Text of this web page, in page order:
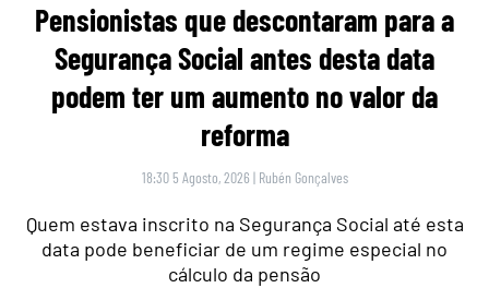
Pensionistas que descontaram para a
Segurança Social antes desta data
podem ter um aumento no valor da
reforma
18:30 5 Agosto, 2026 | Rubén Gonçalves
Quem estava inscrito na Segurança Social até esta
data pode beneficiar de um regime especial no
cálculo da pensão